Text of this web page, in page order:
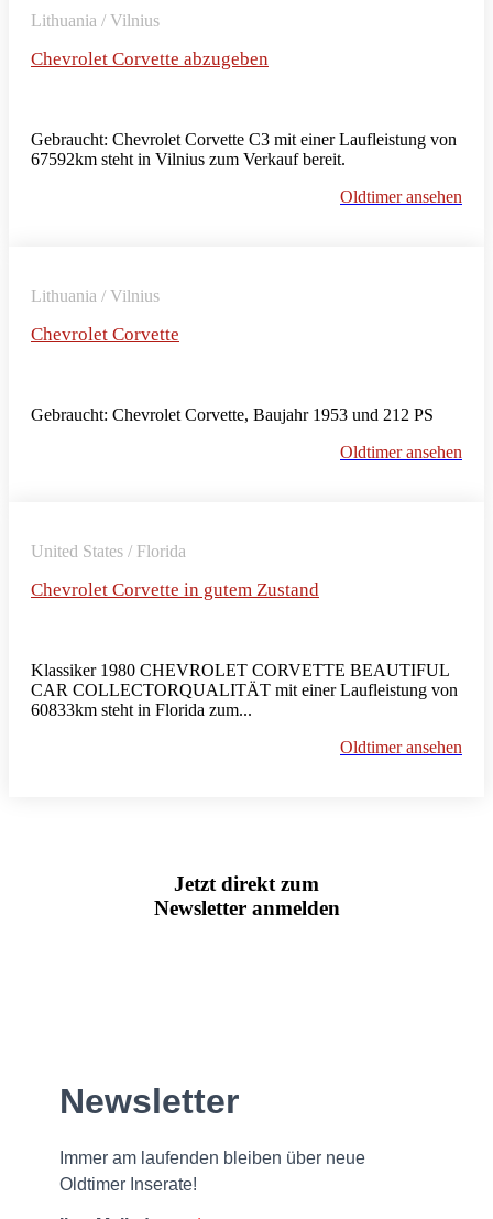
Lithuania / Vilnius
Chevrolet Corvette abzugeben
Gebraucht: Chevrolet Corvette C3 mit einer Laufleistung von
67592km steht in Vilnius zum Verkauf bereit.
Oldtimer ansehen
Lithuania / Vilnius
Chevrolet Corvette
Gebraucht: Chevrolet Corvette, Baujahr 1953 und 212 PS
Oldtimer ansehen
United States / Florida
Chevrolet Corvette in gutem Zustand
Klassiker 1980 CHEVROLET CORVETTE BEAUTIFUL
CAR COLLECTORQUALITÄT mit einer Laufleistung von
60833km steht in Florida zum...
Oldtimer ansehen
Jetzt direkt zum
Newsletter anmelden